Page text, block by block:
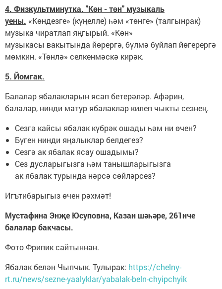
4. Физкультминутка. "Көн - төн" музыкаль
уены. «Көндезге» (күңелле) һәм «төнге» (талгынрак)
музыка чиратлап яңгырый. «Көн»
музыкасы вакытында йөрергә, бүлмә буйлап йөгерергә
мөмкин. «Төнлә» селкенмәскә кирәк.
5. Йомгак.
Балалар ябалакларын ясап бетерәләр. Афәрин,
балалар, нинди матур ябалаклар килеп чыкты сезнең.
Сезгә кайсы ябалак күбрәк ошады һәм ни өчен?
Бүген нинди яңалыклар белдегез?
Сезгә ак ябалак ясау ошадымы?
Сез дусларыгызга һәм танышларыгызга
ак ябалак турында нәрсә сөйләрсез?
Игътибарыгыз өчен рәхмәт!
Мустафина Энҗе Юсуповна, Казан шәһәре, 261нче
балалар бакчасы.
Фото Фрипик сайтыннан.
Ябалак белән Чыпчык. Тулырак: https://chelny-
rt.ru/news/sezne-yaalyklar/yabalak-beln-chyipchyik